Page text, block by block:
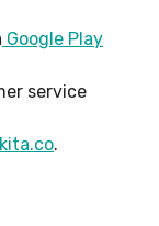
Google Play
service
.